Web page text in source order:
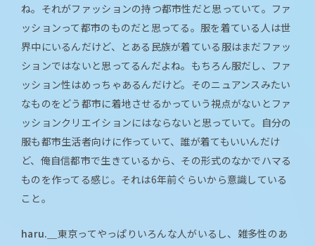
ね。それがファッションの持つ都市性だと思っていて。ファ
ッションって都市のものだと思ってる。服を着ている人は世
界中にいるんだけど、とある民族が着ている服はまだファッ
ションではないと思ってるんだよね。もちろん服だし、ファ
ッション性はめっちゃあるんだけど。そのニュアンスみたい
なものをどう都市に着地させるかっていう視点がないとファ
ッションクリエイションにはならないと思っていて。自分の
服も都市生活者向けに作っていて、誰が着てもいいんだけ
ど、俺自信都市で生きているから、その形式のなかでハマる
ものを作ってる感じ。それは6年前ぐらいから意識している
こと。
haru.＿ 東京ってやっぱりいろんな人がいるし、雑多性のあ